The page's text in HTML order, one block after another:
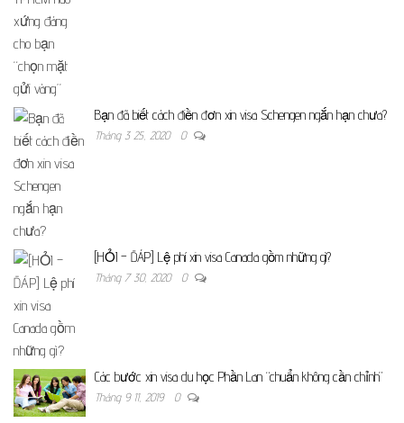
Bạn đã biết cách điền đơn xin visa Schengen ngắn hạn chưa?
Tháng 3 25, 2020 0
[HỎI – ĐÁP] Lệ phí xin visa Canada gồm những gì?
Tháng 7 30, 2020 0
Các bước xin visa du học Phần Lan “chuẩn không cần chỉnh”
Tháng 9 11, 2019 0